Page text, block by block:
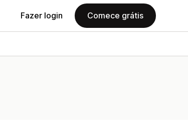
Fazer login Comece grátis